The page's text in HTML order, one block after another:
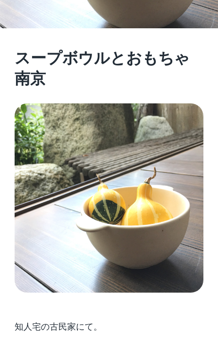
スープボウルとおもちゃ
南京
知人宅の古民家にて。